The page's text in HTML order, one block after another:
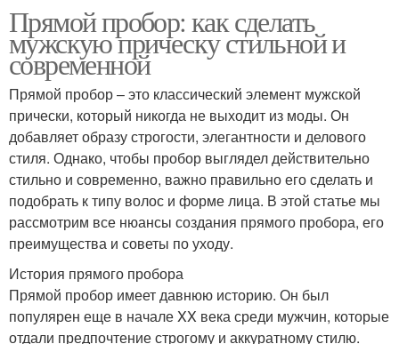
Прямой пробор: как сделать
мужскую прическу стильной и
современной
Прямой пробор – это классический элемент мужской
прически, который никогда не выходит из моды. Он
добавляет образу строгости, элегантности и делового
стиля. Однако, чтобы пробор выглядел действительно
стильно и современно, важно правильно его сделать и
подобрать к типу волос и форме лица. В этой статье мы
рассмотрим все нюансы создания прямого пробора, его
преимущества и советы по уходу.
История прямого пробора
Прямой пробор имеет давнюю историю. Он был
популярен еще в начале XX века среди мужчин, которые
отдали предпочтение строгому и аккуратному стилю.